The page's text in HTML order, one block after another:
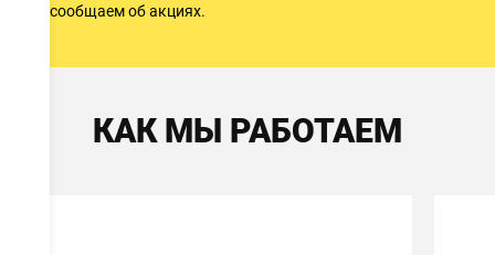
сообщаем об акциях.
КАК МЫ РАБОТАЕМ